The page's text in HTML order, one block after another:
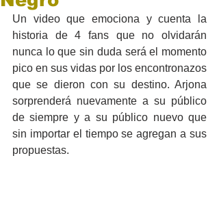
Un video que emociona y cuenta la
historia de 4 fans que no olvidarán
nunca lo que sin duda será el momento
pico en sus vidas por los encontronazos
que se dieron con su destino. Arjona
sorprenderá nuevamente a su público
de siempre y a su público nuevo que
sin importar el tiempo se agregan a sus
propuestas.